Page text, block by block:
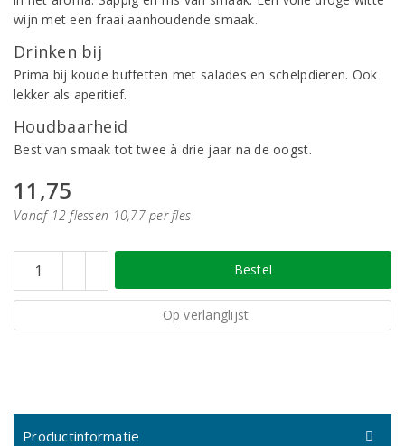
wijn met een fraai aanhoudende smaak.
Drinken bij
Prima bij koude buffetten met salades en schelpdieren. Ook
lekker als aperitief.
Houdbaarheid
Best van smaak tot twee à drie jaar na de oogst.
11,75
Vanaf 12 flessen 10,77 per fles
Bestel
Op verlanglijst
Productinformatie